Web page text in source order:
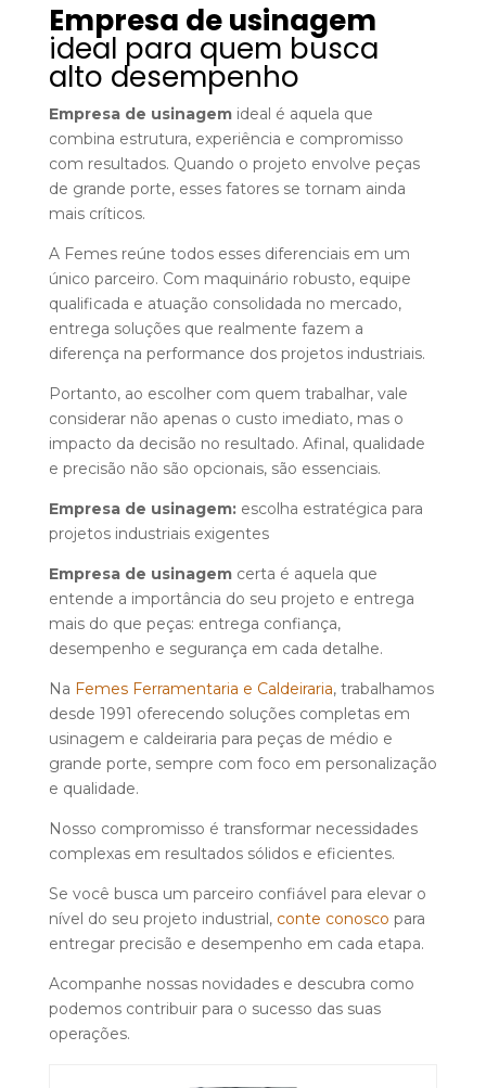
Empresa de usinagem
ideal para quem busca
alto desempenho
Empresa de usinagemideal é aquela que
combina estrutura, experiência e compromisso
com resultados. Quando o projeto envolve peças
de grande porte, esses fatores se tornam ainda
mais críticos.
A Femes reúne todos esses diferenciais em um
único parceiro. Com maquinário robusto, equipe
qualificada e atuação consolidada no mercado,
entrega soluções que realmente fazem a
diferença na performance dos projetos industriais.
Portanto, ao escolher com quem trabalhar, vale
considerar não apenas o custo imediato, mas o
impacto da decisão no resultado. Afinal, qualidade
e precisão não são opcionais, são essenciais.
Empresa de usinagem:escolha estratégica para
projetos industriais exigentes
Empresa de usinagemcerta é aquela que
entende a importância do seu projeto e entrega
mais do que peças: entrega confiança,
desempenho e segurança em cada detalhe.
Na Femes Ferramentaria e Caldeiraria, trabalhamos
desde 1991 oferecendo soluções completas em
usinagem e caldeiraria para peças de médio e
grande porte, sempre com foco em personalização
e qualidade.
Nosso compromisso é transformar necessidades
complexas em resultados sólidos e eficientes.
Se você busca um parceiro confiável para elevar o
nível do seu projeto industrial, conte conosco para
entregar precisão e desempenho em cada etapa.
Acompanhe nossas novidades e descubra como
podemos contribuir para o sucesso das suas
operações.